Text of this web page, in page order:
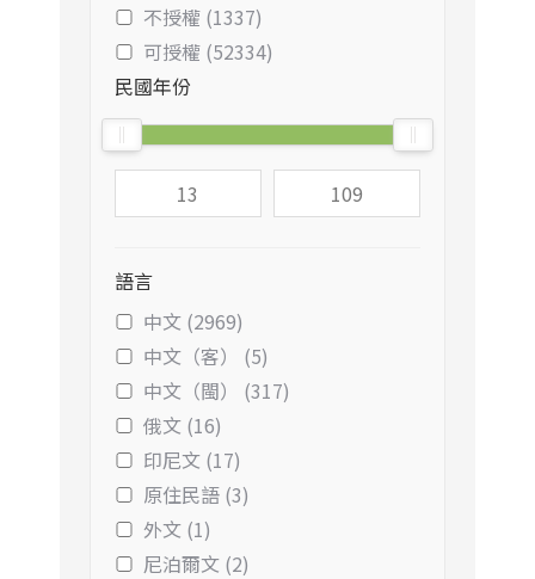
不授權 (1337)
可授權 (52334)
民國年份
語言
中文 (2969)
中文（客） (5)
中文（閩） (317)
俄文 (16)
印尼文 (17)
原住民語 (3)
外文 (1)
尼泊爾文 (2)